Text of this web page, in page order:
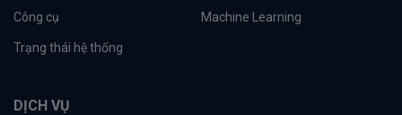
Công cụ Machine Learning
Trạng thái hệ thống
DỊCH VỤ